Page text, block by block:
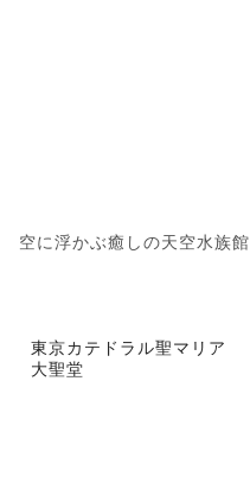
空に浮かぶ癒しの天空水族館
東京カテドラル聖マリア
大聖堂